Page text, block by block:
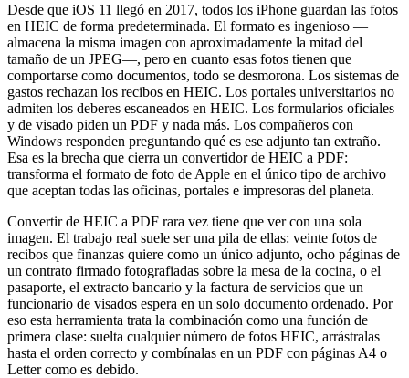
Desde que iOS 11 llegó en 2017, todos los iPhone guardan las fotos
en HEIC de forma predeterminada. El formato es ingenioso —
almacena la misma imagen con aproximadamente la mitad del
tamaño de un JPEG—, pero en cuanto esas fotos tienen que
comportarse como documentos, todo se desmorona. Los sistemas de
gastos rechazan los recibos en HEIC. Los portales universitarios no
admiten los deberes escaneados en HEIC. Los formularios oficiales
y de visado piden un PDF y nada más. Los compañeros con
Windows responden preguntando qué es ese adjunto tan extraño.
Esa es la brecha que cierra un convertidor de HEIC a PDF:
transforma el formato de foto de Apple en el único tipo de archivo
que aceptan todas las oficinas, portales e impresoras del planeta.
Convertir de HEIC a PDF rara vez tiene que ver con una sola
imagen. El trabajo real suele ser una pila de ellas: veinte fotos de
recibos que finanzas quiere como un único adjunto, ocho páginas de
un contrato firmado fotografiadas sobre la mesa de la cocina, o el
pasaporte, el extracto bancario y la factura de servicios que un
funcionario de visados espera en un solo documento ordenado. Por
eso esta herramienta trata la combinación como una función de
primera clase: suelta cualquier número de fotos HEIC, arrástralas
hasta el orden correcto y combínalas en un PDF con páginas A4 o
Letter como es debido.